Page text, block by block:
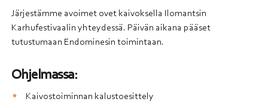
Järjestämme avoimet ovet kaivoksella Ilomantsin
Karhufestivaalin yhteydessä. Päivän aikana pääset
tutustumaan Endominesin toimintaan.
Ohjelmassa:
Kaivostoiminnan kalustoesittely